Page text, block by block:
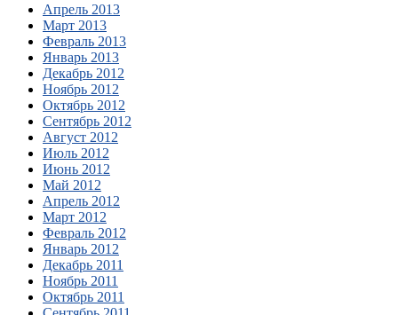
Апрель 2013
Март 2013
Февраль 2013
Январь 2013
Декабрь 2012
Ноябрь 2012
Октябрь 2012
Сентябрь 2012
Август 2012
Июль 2012
Июнь 2012
Май 2012
Апрель 2012
Март 2012
Февраль 2012
Январь 2012
Декабрь 2011
Ноябрь 2011
Октябрь 2011